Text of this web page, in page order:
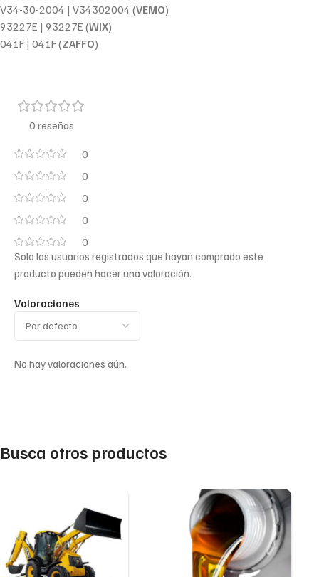
V34-30-2004 | V34302004 (VEMO)
93227E | 93227E (WIX)
041F | 041F (ZAFFO)
0 reseñas
0
0
0
0
0
Valoraciones
No hay valoraciones aún.
Solo los usuarios registrados que hayan comprado este
producto pueden hacer una valoración.
Busca otros productos